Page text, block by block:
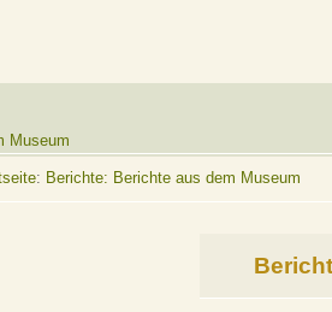
Museum
: Berichte: Berichte aus dem Museum